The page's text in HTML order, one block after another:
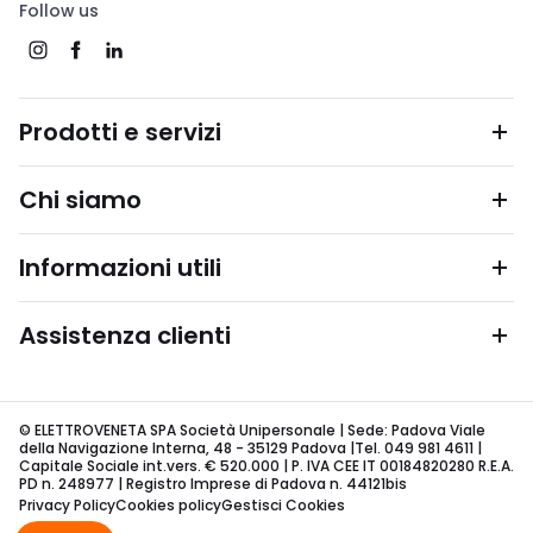
Follow us
Prodotti e servizi
Chi siamo
Informazioni utili
Assistenza clienti
© ELETTROVENETA SPA Società Unipersonale | Sede: Padova Viale
della Navigazione Interna, 48 - 35129 Padova |Tel. 049 981 4611 |
Capitale Sociale int.vers. € 520.000 | P. IVA CEE IT 00184820280 R.E.A.
PD n. 248977 | Registro Imprese di Padova n. 44121bis
Privacy PolicyCookies policyGestisci Cookies